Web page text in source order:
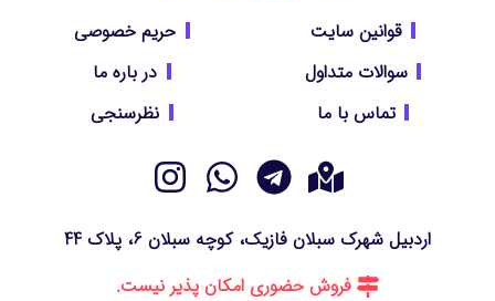
قوانین سایت
حریم خصوصی
سوالات متداول
در باره ما
تماس با ما
نظرسنجی
اردبیل شهرک سبلان فازیک، کوچه سبلان 6، پلاک 44
فروش حضوری امکان پذیر نیست.